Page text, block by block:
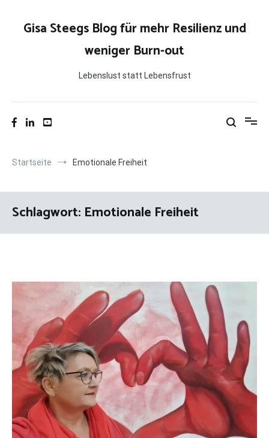
springenGisa Steegs Blog für mehr Resilienz und
weniger Burn-out
Lebenslust statt Lebensfrust
Startseite Emotionale Freiheit
Schlagwort: Emotionale Freiheit